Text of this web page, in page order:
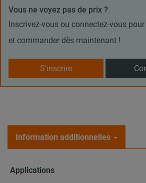
Vous ne voyez pas de prix ?
Inscrivez-vous ou connectez-vous
et commander dès maintenant !
S'inscrire
Information additionnelles
Applications